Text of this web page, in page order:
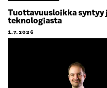
Tuottavuusloikka syntyy
teknologiasta
1.7.2026